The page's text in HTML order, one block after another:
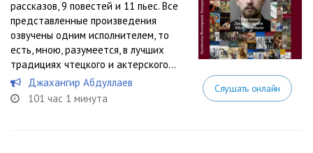
рассказов, 9 повестей и 11 пьес. Все
представленные произведения
озвучены одним исполнителем, то
есть, мною, разумеется, в лучших
традициях чтецкого и актерского...
Джахангир Абдуллаев
101 час 1 минута
Слушать онлайн